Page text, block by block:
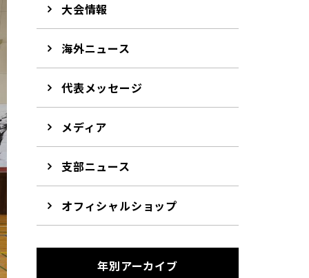
大会情報
海外ニュース
代表メッセージ
メディア
支部ニュース
オフィシャルショップ
年別アーカイブ